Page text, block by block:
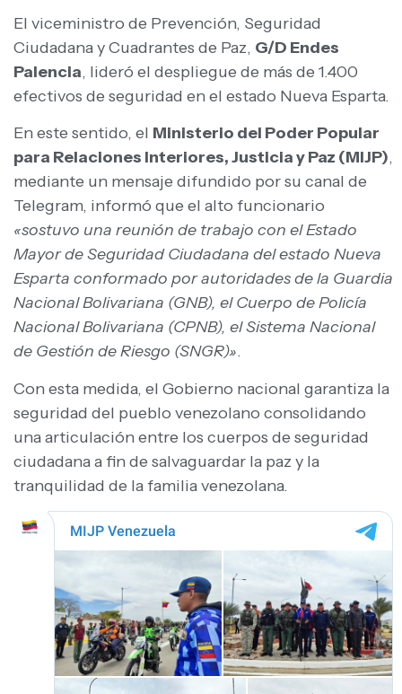
El viceministro de Prevención, Seguridad
Ciudadana y Cuadrantes de Paz, G/D Endes
Palencia, lideró el despliegue de más de 1.400
efectivos de seguridad en el estado Nueva Esparta.
En este sentido, el Ministerio del Poder Popular
para Relaciones Interiores, Justicia y Paz (MIJP),
mediante un mensaje difundido por su canal de
Telegram, informó que el alto funcionario
«sostuvo una reunión de trabajo con el Estado
Mayor de Seguridad Ciudadana del estado Nueva
Esparta conformado por autoridades de la Guardia
Nacional Bolivariana (GNB), el Cuerpo de Policía
Nacional Bolivariana (CPNB), el Sistema Nacional
de Gestión de Riesgo (SNGR)».
Con esta medida, el Gobierno nacional garantiza la
seguridad del pueblo venezolano consolidando
una articulación entre los cuerpos de seguridad
ciudadana a fin de salvaguardar la paz y la
tranquilidad de la familia venezolana.